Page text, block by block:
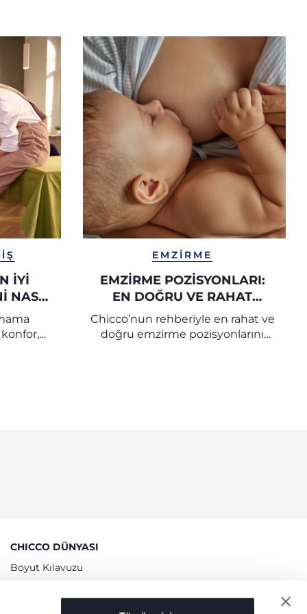
İYI
NASIL
EMZIRME
EMZIRME POZISYONLARI:
EN DOĞRU VE RAHAT
EMZIRME POZISYONLARI |
CHICCO
Chicco’nun rehberiyle en rahat ve
doğru emzirme pozisyonlarını
CHICCO DÜNYASI
Boyut Kılavuzu
Mağazalarımız